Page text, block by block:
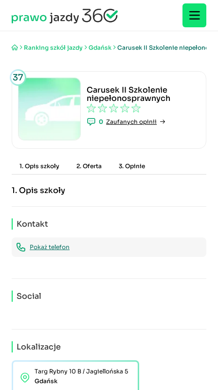
Ranking szkół jazdy Gdańsk Carusek II Szkolenie
37
Carusek II Szkolenie
niepełonosprawnych
0 Zaufanych opinii
1. Opis szkoły 2. Oferta 3. Opinie
1.Opis szkoły
Kontakt
Pokaż telefon
Social
Lokalizacje
Targ Rybny 10 B / Jagiellońska 5
Gdańsk